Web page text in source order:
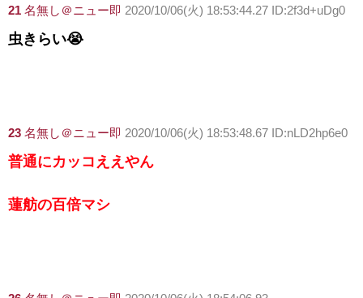
21 名無し＠ニュー即 2020/10/06(火) 18:53:44.27 ID:2f3d+uDg0
虫きらい😭
23 名無し＠ニュー即 2020/10/06(火) 18:53:48.67 ID:nLD2hp6e0
普通にカッコええやん
蓮舫の百倍マシ